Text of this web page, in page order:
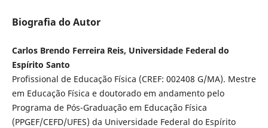
Biografia do Autor
Carlos Brendo Ferreira Reis, Universidade Federal do
Espírito Santo
Profissional de Educação Física (CREF: 002408 G/MA). Mestre
em Educação Física e doutorado em andamento pelo
Programa de Pós-Graduação em Educação Física
(PPGEF/CEFD/UFES) da Universidade Federal do Espírito